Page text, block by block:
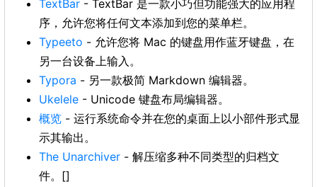
TextBar - TextBar 是一款小巧但功能强大的应用程
序，允许您将任何文本添加到您的菜单栏。
Typeeto - 允许您将 Mac 的键盘用作蓝牙键盘，在
另一台设备上输入。
Typora - 另一款极简 Markdown 编辑器。
Ukelele - Unicode 键盘布局编辑器。
概览 - 运行系统命令并在您的桌面上以小部件形式显
示其输出。
The Unarchiver - 解压缩多种不同类型的归档文
件。[]